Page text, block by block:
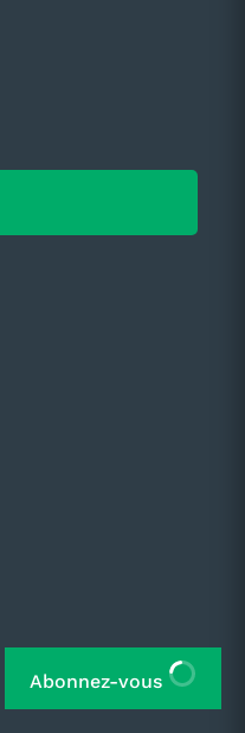
Abonnez-vous